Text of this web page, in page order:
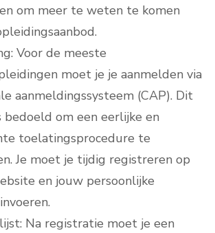
om meer te weten te komen
Voor de meeste
moet je je aanmelden via
aanmeldingssysteem (CAP). Dit
bedoeld om een eerlijke en
toelatingsprocedure te
Je moet je tijdig registreren op
en jouw persoonlijke
Na registratie moet je een